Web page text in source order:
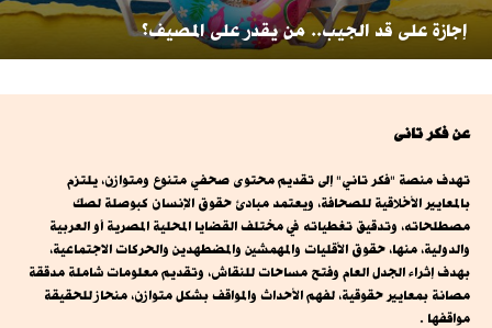
إجازة على قد الجيب.. من يقدر على المصيف؟
عن فكر تانى
تهدف منصة "فكر تاني" إلى تقديم محتوى صحفي متنوع ومتوازن، يلتزم
بالمعايير الأخلاقية للصحافة، ويعتمد مبادئ حقوق الإنسان كبوصلة لصك
مصطلحاته، وتدقيق تغطياته في مختلف القضايا المحلية المصرية أو العربية
والدولية، منها، حقوق الأقليات والمهمشين والمضطهدين والحركات الاجتماعية،
بهدف إثراء الجدل العام وفتح مساحات للنقاش، وتقديم معلومات شاملة مدققة
مصانة بمعايير حقوقية، لفهم الأحداث والمواقف بشكل متوازن، منحاز للحقيقة
مواقفها .